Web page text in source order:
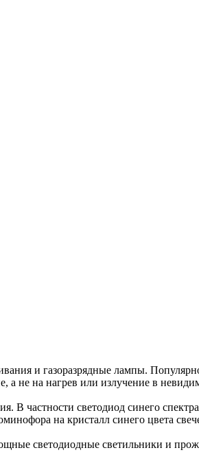
и газоразрядные лампы.
а не на нагрев или излучение в
В частности светодиод синего
на кристалл синего цвета
светодиодные светильники и